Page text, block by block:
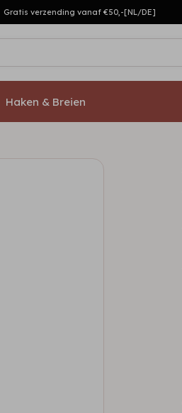
Gratis verzending vanaf €50,-[NL/DE]
Haken & Breien